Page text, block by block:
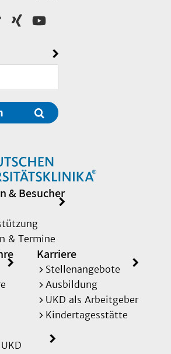
& Besucher
& Termine
Karriere
Stellenangebote
Ausbildung
UKD als Arbeitgeber
Kindertagesstätte